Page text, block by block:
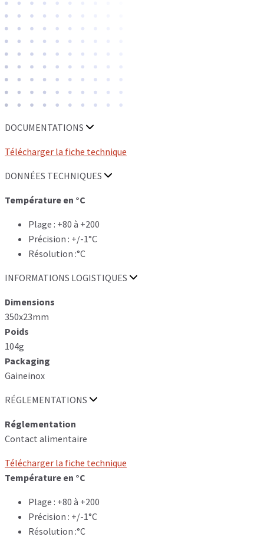
DOCUMENTATIONS
Télécharger la fiche technique
DONNÉES TECHNIQUES
Température en °C
Plage : +80 à +200
Précision : +/-1°C
Résolution :°C
INFORMATIONS LOGISTIQUES
Dimensions
350x23mm
Poids
104g
Packaging
Gaineinox
RÉGLEMENTATIONS
Réglementation
Contact alimentaire
Télécharger la fiche technique
Température en °C
Plage : +80 à +200
Précision : +/-1°C
Résolution :°C